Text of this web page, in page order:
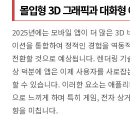
몰입형 3D 그래픽과 대화형
2025년에는 모바일 앱이 더 많은 3D
이션을 통합하여 정적인 경험을 역동
전환할 것으로 예상됩니다. 렌더링
상 덕분에 앱은 이제 사용자를 사로
할 수 있습니다. 이러한 요소는 애플
으로 느끼게 하며 특히 게임, 전자 상
향을 미칩니다.